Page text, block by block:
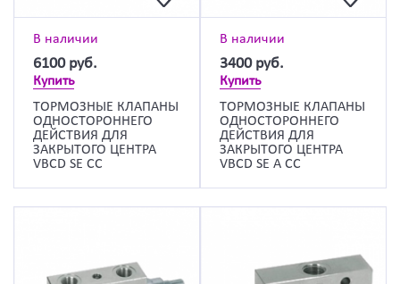
В наличии
6100 руб.
Купить
ТОРМОЗНЫЕ КЛАПАНЫ
ОДНОСТОРОННЕГО
ДЕЙСТВИЯ ДЛЯ
ЗАКРЫТОГО ЦЕНТРА
VBCD SE CC
В наличии
3400 руб.
Купить
ТОРМОЗНЫЕ КЛАПАНЫ
ОДНОСТОРОННЕГО
ДЕЙСТВИЯ ДЛЯ
ЗАКРЫТОГО ЦЕНТРА
VBCD SE А CC